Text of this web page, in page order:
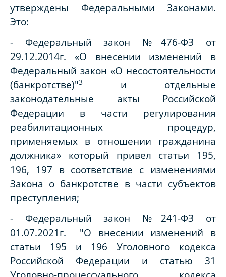
утверждены Федеральными Законами.
Это:
- Федеральный закон №476-ФЗ от
29.12.2014г. «О внесении изменений в
Федеральный закон «О несостоятельности
(банкротстве)"3
и отдельные
законодательные акты Российской
Федерации в части регулирования
реабилитационных процедур,
применяемых в отношении гражданина
должника» который привел статьи 195,
196, 197 в соответствие с изменениями
Закона о банкротстве в части субъектов
преступления;
- Федеральный закон №241-ФЗ от
01.07.2021г. "О внесении изменений в
статьи 195 и 196 Уголовного кодекса
Российской Федерации и статью 31